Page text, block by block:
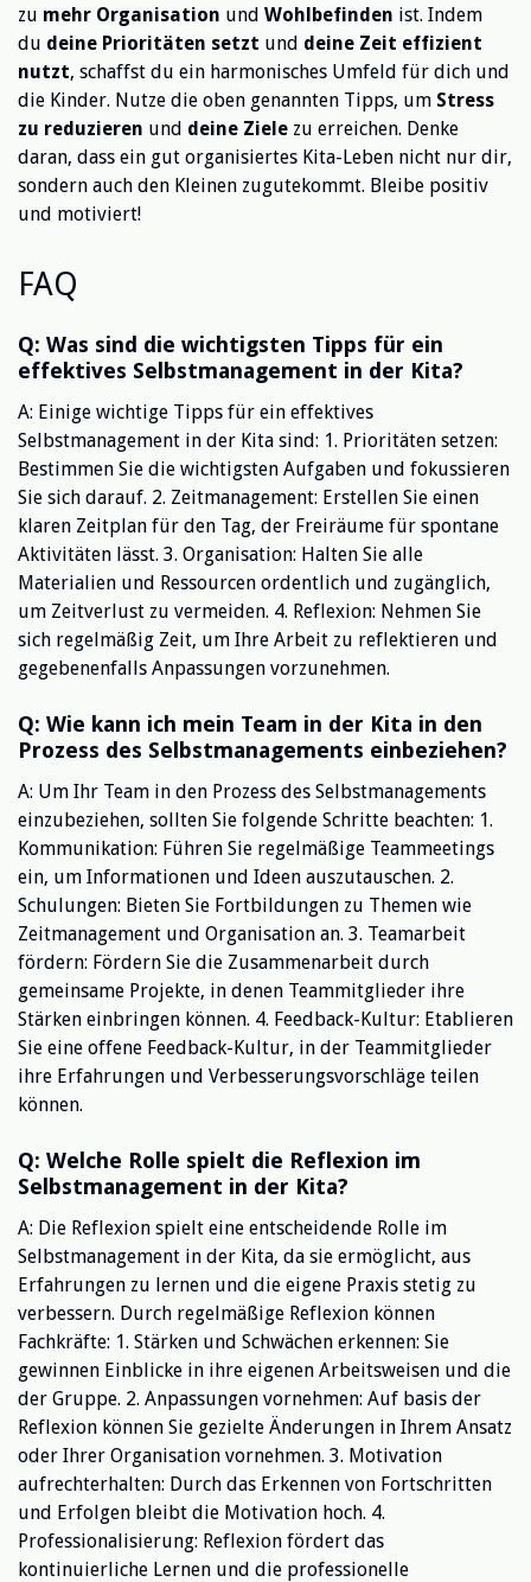
zu mehr Organisation und Wohlbefinden ist. Indem
du deine Prioritäten setzt und deine Zeit effizient
nutzt, schaffst du ein harmonisches Umfeld für dich und
die Kinder. Nutze die oben genannten Tipps, um Stress
zu reduzieren und deine Ziele zu erreichen. Denke
daran, dass ein gut organisiertes Kita-Leben nicht nur dir,
sondern auch den Kleinen zugutekommt. Bleibe positiv
und motiviert!
FAQ
Q: Was sind die wichtigsten Tipps für ein
effektives Selbstmanagement in der Kita?
A: Einige wichtige Tipps für ein effektives
Selbstmanagement in der Kita sind: 1. Prioritäten setzen:
Bestimmen Sie die wichtigsten Aufgaben und fokussieren
Sie sich darauf. 2. Zeitmanagement: Erstellen Sie einen
klaren Zeitplan für den Tag, der Freiräume für spontane
Aktivitäten lässt. 3. Organisation: Halten Sie alle
Materialien und Ressourcen ordentlich und zugänglich,
um Zeitverlust zu vermeiden. 4. Reflexion: Nehmen Sie
sich regelmäßig Zeit, um Ihre Arbeit zu reflektieren und
gegebenenfalls Anpassungen vorzunehmen.
Q: Wie kann ich mein Team in der Kita in den
Prozess des Selbstmanagements einbeziehen?
A: Um Ihr Team in den Prozess des Selbstmanagements
einzubeziehen, sollten Sie folgende Schritte beachten: 1.
Kommunikation: Führen Sie regelmäßige Teammeetings
ein, um Informationen und Ideen auszutauschen. 2.
Schulungen: Bieten Sie Fortbildungen zu Themen wie
Zeitmanagement und Organisation an. 3. Teamarbeit
fördern: Fördern Sie die Zusammenarbeit durch
gemeinsame Projekte, in denen Teammitglieder ihre
Stärken einbringen können. 4. Feedback-Kultur: Etablieren
Sie eine offene Feedback-Kultur, in der Teammitglieder
ihre Erfahrungen und Verbesserungsvorschläge teilen
können.
Q: Welche Rolle spielt die Reflexion im
Selbstmanagement in der Kita?
A: Die Reflexion spielt eine entscheidende Rolle im
Selbstmanagement in der Kita, da sie ermöglicht, aus
Erfahrungen zu lernen und die eigene Praxis stetig zu
verbessern. Durch regelmäßige Reflexion können
Fachkräfte: 1. Stärken und Schwächen erkennen: Sie
gewinnen Einblicke in ihre eigenen Arbeitsweisen und die
der Gruppe. 2. Anpassungen vornehmen: Auf basis der
Reflexion können Sie gezielte Änderungen in Ihrem Ansatz
oder Ihrer Organisation vornehmen. 3. Motivation
aufrechterhalten: Durch das Erkennen von Fortschritten
und Erfolgen bleibt die Motivation hoch. 4.
Professionalisierung: Reflexion fördert das
kontinuierliche Lernen und die professionelle